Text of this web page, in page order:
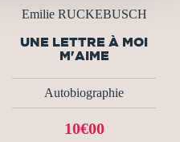
Emilie RUCKEBUSCH
UNE LETTRE À MOI
M'AIME
Autobiographie
10€00